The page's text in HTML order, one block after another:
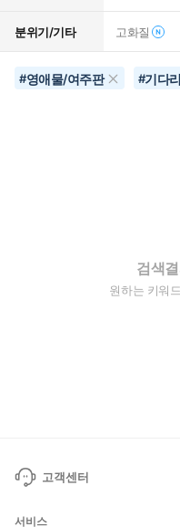
분위기/기타 고화질
#영애물/여주판 #기다
검색
원하는 키워
고객센터
서비스